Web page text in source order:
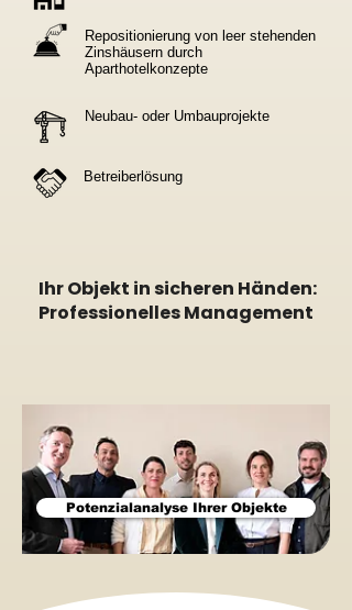
Repositionierung von leer stehenden
Zinshäusern durch
Aparthotelkonzepte
Neubau- oder Umbauprojekte
Betreiberlösung
Ihr Objekt in sicheren Händen:
Professionelles Management
Potenzialanalyse Ihrer Objekte